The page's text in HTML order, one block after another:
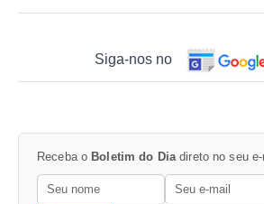
Siga-nos no
Receba o Boletim do Diadireto no seu